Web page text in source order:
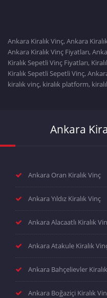
Ankara Kiralık Vinç, Ankara
Ankara Kiralık Vinç Fiyatları,
Kiralık Sepetli Vinç Fiyatları,
Kiralık Sepetli Sepetli Vinç,
kiralık vinç, kiralık platform,
Ankara
Ankara Oran Kiralık Vinç
Ankara Yıldız Kiralık Vinç
Ankara Alacaatlı Kiralık
Ankara Atakule Kiralık
Ankara Bahçelievler
Ankara Boğaziçi Kiralık